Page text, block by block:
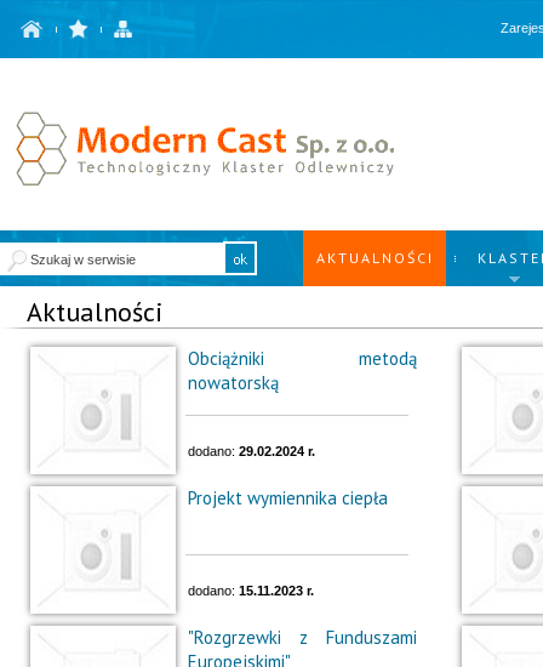
AKTUALNOŚCI
Aktualności
Obciążniki metodą
nowatorską
dodano: 29.02.2024 r.
Projekt wymiennika ciepła
dodano: 15.11.2023 r.
"Rozgrzewki z Funduszami
Europejskimi"